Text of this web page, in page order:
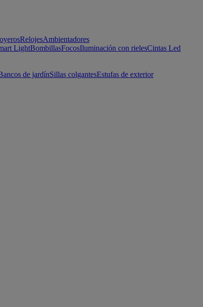
RelojesAmbientadores
LightBombillasFocosIluminación con rielesCintas Led
de jardínSillas colgantesEstufas de exterior